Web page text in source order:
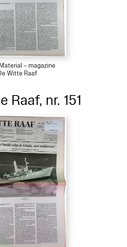
– magazine
Witte Raaf
Raaf, nr. 151